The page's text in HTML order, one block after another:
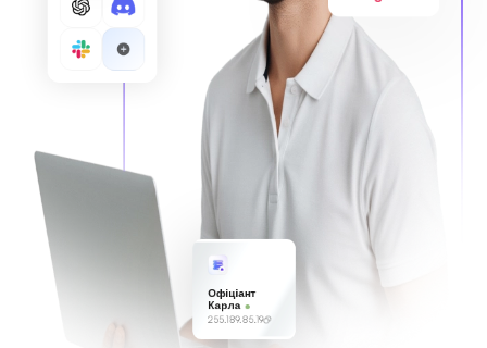
Офіціант
Карла
255.189.85.19